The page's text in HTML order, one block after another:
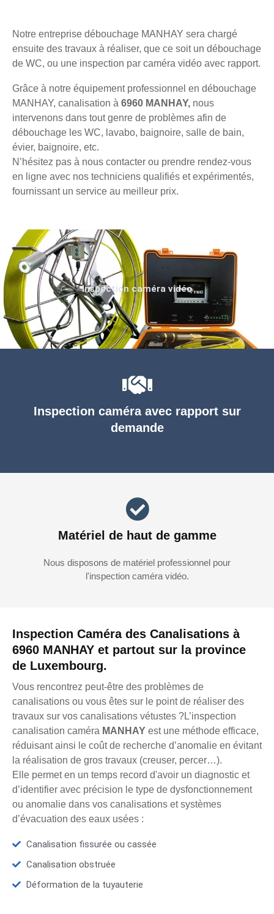
Notre entreprise débouchage MANHAY sera chargé
ensuite des travaux à réaliser, que ce soit un débouchage
de WC, ou une inspection par caméra vidéo avec rapport.
Grâce à notre équipement professionnel en débouchage
MANHAY, canalisation à 6960 MANHAY, nous
intervenons dans tout genre de problèmes afin de
débouchage les WC, lavabo, baignoire, salle de bain,
évier, baignoire, etc.
N’hésitez pas à nous contacter ou prendre rendez-vous
en ligne avec nos techniciens qualifiés et expérimentés,
fournissant un service au meilleur prix.
Inspection Caméra des Canalisations à
6960 MANHAY et partout sur la province
de Luxembourg.
Vous rencontrez peut-être des problèmes de
canalisations ou vous êtes sur le point de réaliser des
travaux sur vos canalisations vétustes ?L’inspection
canalisation caméra MANHAY est une méthode efficace,
réduisant ainsi le coût de recherche d’anomalie en évitant
la réalisation de gros travaux (creuser, percer…).
Elle permet en un temps record d'avoir un diagnostic et
d’identifier avec précision le type de dysfonctionnement
ou anomalie dans vos canalisations et systèmes
d’évacuation des eaux usées :
Canalisation fissurée ou cassée
Canalisation obstruée
Déformation de la tuyauterie
Inspection caméra avec rapport sur
demande
Matériel de haut de gamme
Nous disposons de matériel professionnel pour
l'inspection caméra vidéo.
Inspection caméra vidéo